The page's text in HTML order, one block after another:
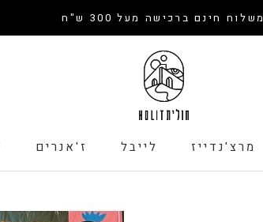
משלוח חינם ברכישה מעל 300 ש"ח
מרצ'נדייז
לייבל
ז'אנרים